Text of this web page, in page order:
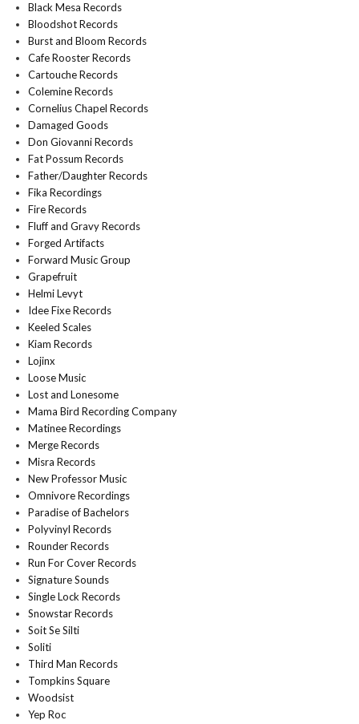
Black Mesa Records
Bloodshot Records
Burst and Bloom Records
Cafe Rooster Records
Cartouche Records
Colemine Records
Cornelius Chapel Records
Damaged Goods
Don Giovanni Records
Fat Possum Records
Father/Daughter Records
Fika Recordings
Fire Records
Fluff and Gravy Records
Forged Artifacts
Forward Music Group
Grapefruit
Helmi Levyt
Idee Fixe Records
Keeled Scales
Kiam Records
Lojinx
Loose Music
Lost and Lonesome
Mama Bird Recording Company
Matinee Recordings
Merge Records
Misra Records
New Professor Music
Omnivore Recordings
Paradise of Bachelors
Polyvinyl Records
Rounder Records
Run For Cover Records
Signature Sounds
Single Lock Records
Snowstar Records
Soit Se Silti
Soliti
Third Man Records
Tompkins Square
Woodsist
Yep Roc